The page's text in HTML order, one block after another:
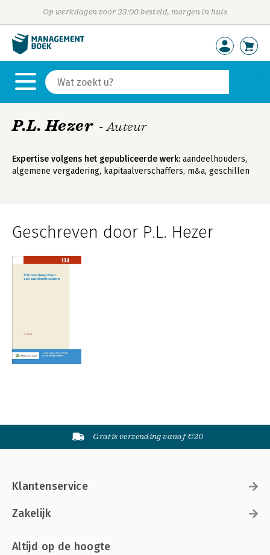
Op werkdagen voor 23:00 besteld, morgen in huis
P.L. Hezer - Auteur
Expertise volgens het gepubliceerde werk: aandeelhouders,
algemene vergadering, kapitaalverschaffers, m&a, geschillen
Geschreven door P.L. Hezer
Gratis verzending vanaf €20
Klantenservice
Zakelijk
Altijd op de hoogte